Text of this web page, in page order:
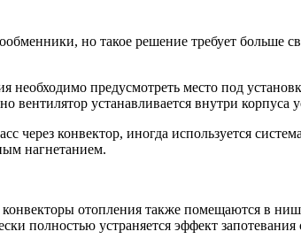
но такое решение требует больше
необходимо предусмотреть место под
устанавливается внутри корпуса
через конвектор, иногда используется
нагнетанием.
отопления также помещаются в
полностью устраняется эффект